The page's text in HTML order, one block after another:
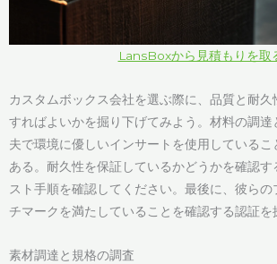
LansBoxから見積もりを取
カスタムボックス会社を選ぶ際に、品質と耐
すればよいかを掘り下げてみよう。材料の調達
夫で環境に優しいインサートを使用している
ある。耐久性を保証しているかどうかを確認す
スト手順を確認してください。最後に、彼ら
チマークを満たしていることを確認する認証を
素材調達と規格の調査